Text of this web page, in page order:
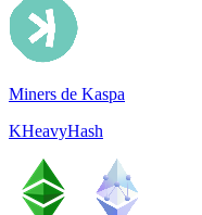
Miners de Kaspa
KHeavyHash